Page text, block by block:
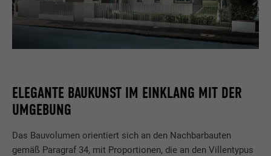
ELEGANTE BAUKUNST IM EINKLANG MIT DER
UMGEBUNG
Das Bauvolumen orientiert sich an den Nachbarbauten
gemäß Paragraf 34, mit Proportionen, die an den Villentypus